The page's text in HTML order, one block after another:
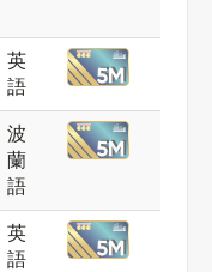
英
語
波
蘭
語
英
語